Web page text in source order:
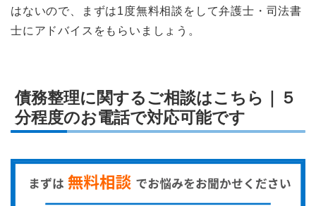
はないので、まずは1度無料相談をして弁護士・司法書
士にアドバイスをもらいましょう。
債務整理に関するご相談はこちら｜５
分程度のお電話で対応可能です